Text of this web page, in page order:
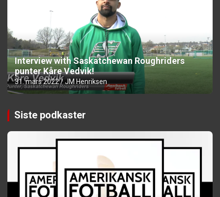
Interview with Saskatchewan Roughriders
punter Kåre Vedvik!
31. mars 2022 JM Henriksen
Siste podkaster